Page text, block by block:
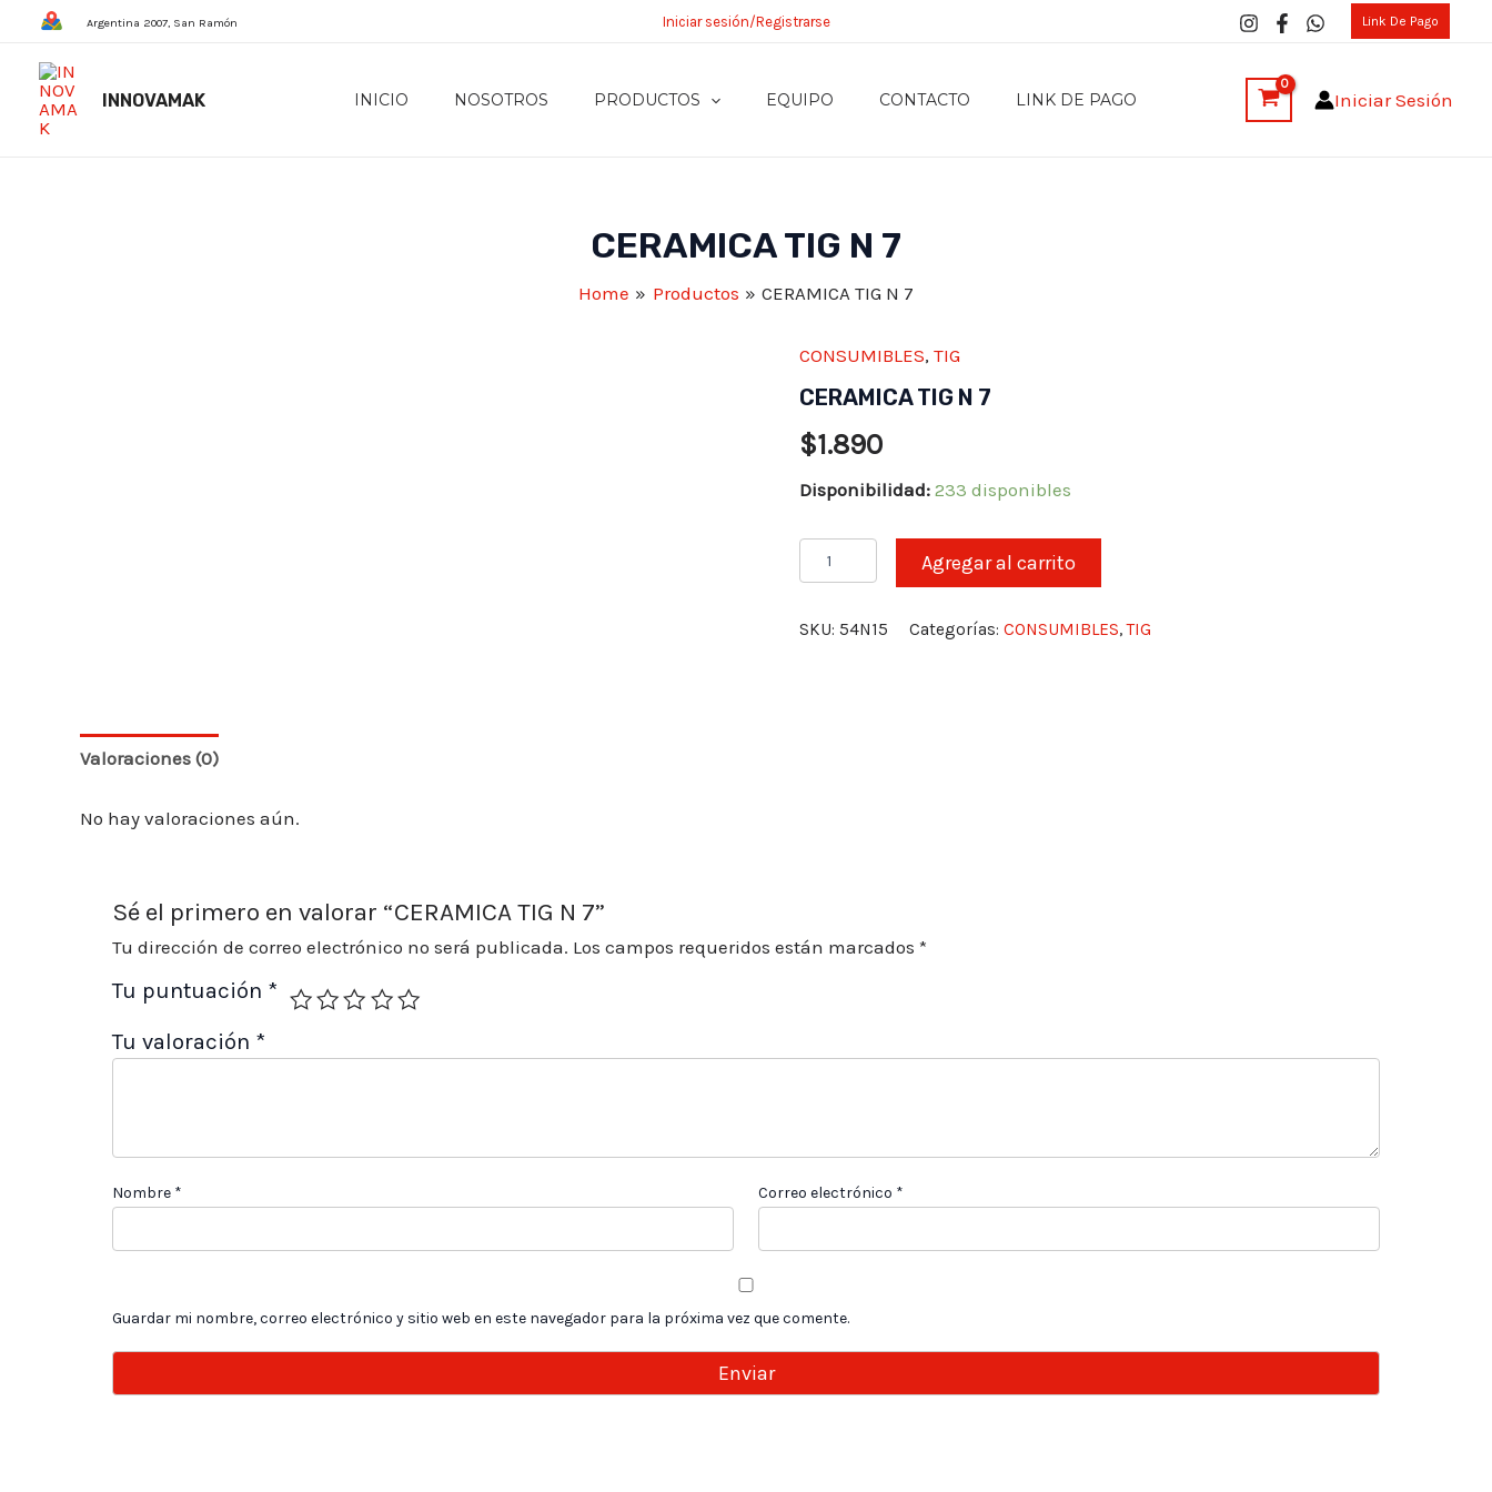
content
Argentina 2007, San Ramón Iniciar sesión/Registrarse Link De Pago
INNOVAMAK INICIO NOSOTROS PRODUCTOS EQUIPO CONTACTO LINK DE PAGO Iniciar Sesión
CERAMICA TIG N 7
Home Productos CERAMICA TIG N 7
CONSUMIBLES, TIG
CERAMICA TIG N 7
$1.890
Disponibilidad: 233 disponibles
CERAMICA
cantidad
Agregar al carrito
SKU: 54N15 Categorías: CONSUMIBLES,TIG
Valoraciones (0)
No hay valoraciones aún.
Sé el primero en valorar “CERAMICA TIG N 7”
Tu dirección de correo electrónico no será publicada. Los campos requeridos están marcados*
Tu puntuación *
Tu valoración *
Nombre * Correo electrónico *
Guardar mi nombre, correo electrónico y sitio web en este navegador para la próxima vez que comente.